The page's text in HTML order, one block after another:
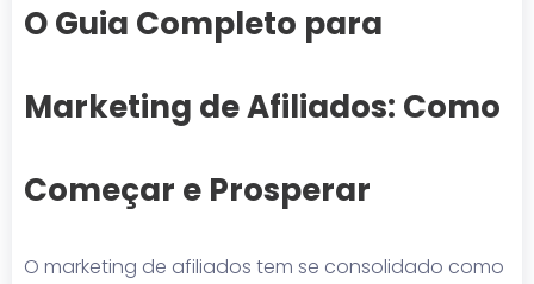
O Guia Completo para
Marketing de Afiliados: Como
Começar e Prosperar
O marketing de afiliados tem se consolidado como